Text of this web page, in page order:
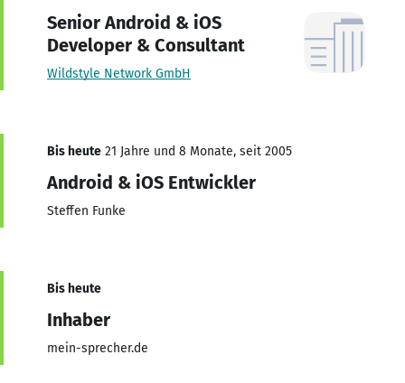
Senior Android & iOS
Developer & Consultant
Wildstyle Network GmbH
Bis heute 21 Jahre und 8 Monate, seit 2005
Android & iOS Entwickler
Steffen Funke
Bis heute
Inhaber
mein-sprecher.de